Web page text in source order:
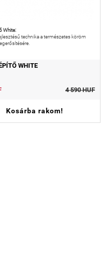
White:
technika a természetes köröm
WHITE
4 590 HUF
Kosárba rakom!